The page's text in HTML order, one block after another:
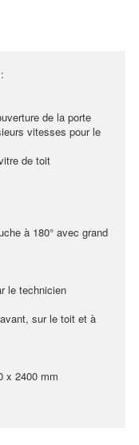
de la porte
vitesses pour le
de toit
à 180° avec grand
le technicien
sur le toit et à
x 2400 mm